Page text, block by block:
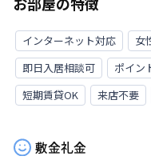
インターネット対応 女
即日入居相談可
ポイン
短期賃貸OK
来店不要
敷金礼金